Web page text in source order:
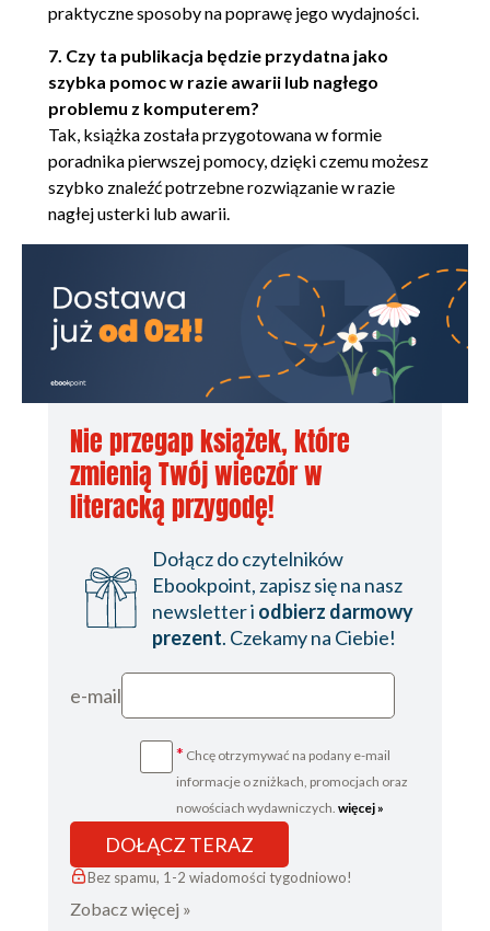
praktyczne sposoby na poprawę jego wydajności.
7. Czy ta publikacja będzie przydatna jako
szybka pomoc w razie awarii lub nagłego
problemu z komputerem?
Tak, książka została przygotowana w formie
poradnika pierwszej pomocy, dzięki czemu możesz
szybko znaleźć potrzebne rozwiązanie w razie
nagłej usterki lub awarii.
Nie przegap książek, które
zmienią Twój wieczór w
literacką przygodę!
Dołącz do czytelników
Ebookpoint, zapisz się na nasz
newsletter i odbierz darmowy
prezent. Czekamy na Ciebie!
e-mail
* Chcę otrzymywać na podany e-mail
informacje o zniżkach, promocjach oraz
nowościach wydawniczych. więcej »
DOŁĄCZ TERAZ
Bez spamu, 1-2 wiadomości tygodniowo!
Zobacz więcej »